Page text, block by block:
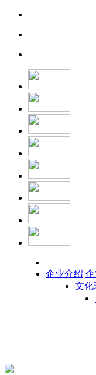
企业介绍
文化